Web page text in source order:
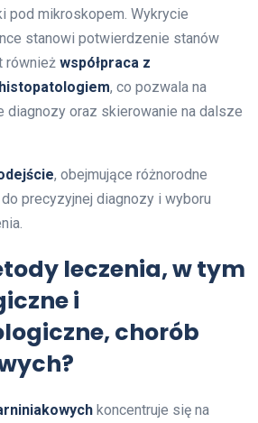
pod mikroskopem. Wykrycie
stanowi potwierdzenie stanów
również współpraca z
, co pozwala na
diagnozy oraz skierowanie na dalsze
, obejmujące różnorodne
precyzyjnej diagnozy i wyboru
leczenia, w tym
i
chorób
koncentruje się na